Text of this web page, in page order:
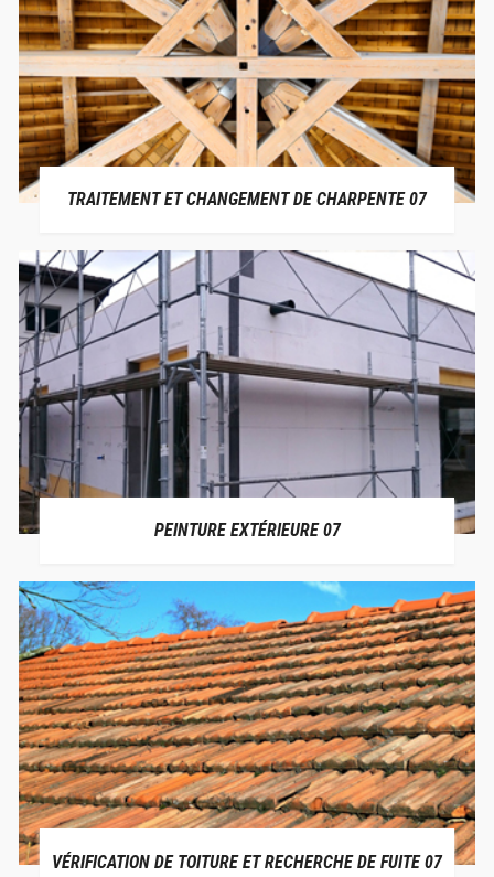
TRAITEMENT ET CHANGEMENT DE CHARPENTE 07
PEINTURE EXTÉRIEURE 07
VÉRIFICATION DE TOITURE ET RECHERCHE DE FUITE 07